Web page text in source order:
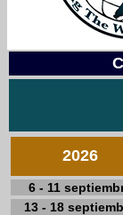
2026
6 - 11
13 - 18